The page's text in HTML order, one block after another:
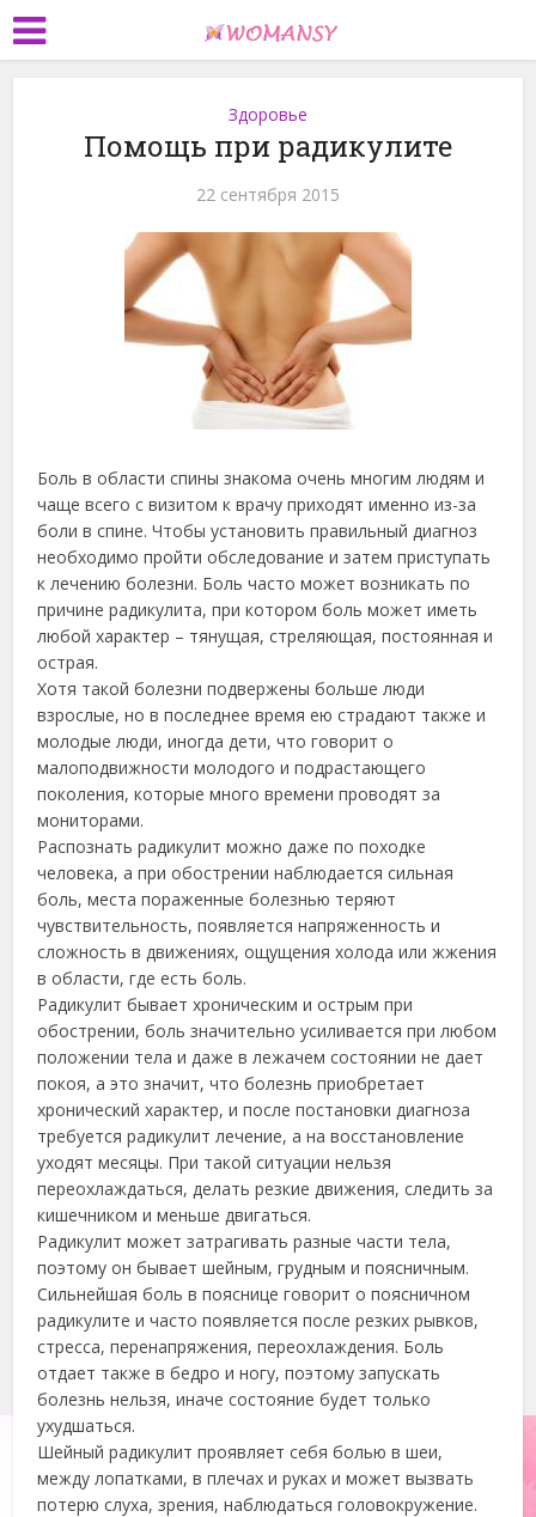
Здоровье
Помощь при радикулите
22 сентября 2015
Боль в области спины знакома очень многим людям и
чаще всего с визитом к врачу приходят именно из-за
боли в спине. Чтобы установить правильный диагноз
необходимо пройти обследование и затем приступать
к лечению болезни. Боль часто может возникать по
причине радикулита, при котором боль может иметь
любой характер – тянущая, стреляющая, постоянная и
острая.
Хотя такой болезни подвержены больше люди
взрослые, но в последнее время ею страдают также и
молодые люди, иногда дети, что говорит о
малоподвижности молодого и подрастающего
поколения, которые много времени проводят за
мониторами.
Распознать радикулит можно даже по походке
человека, а при обострении наблюдается сильная
боль, места пораженные болезнью теряют
чувствительность, появляется напряженность и
сложность в движениях, ощущения холода или жжения
в области, где есть боль.
Радикулит бывает хроническим и острым при
обострении, боль значительно усиливается при любом
положении тела и даже в лежачем состоянии не дает
покоя, а это значит, что болезнь приобретает
хронический характер, и после постановки диагноза
требуется радикулит лечение, а на восстановление
уходят месяцы. При такой ситуации нельзя
переохлаждаться, делать резкие движения, следить за
кишечником и меньше двигаться.
Радикулит может затрагивать разные части тела,
поэтому он бывает шейным, грудным и поясничным.
Сильнейшая боль в пояснице говорит о поясничном
радикулите и часто появляется после резких рывков,
стресса, перенапряжения, переохлаждения. Боль
отдает также в бедро и ногу, поэтому запускать
болезнь нельзя, иначе состояние будет только
ухудшаться.
Шейный радикулит проявляет себя болью в шеи,
между лопатками, в плечах и руках и может вызвать
потерю слуха, зрения, наблюдаться головокружение.